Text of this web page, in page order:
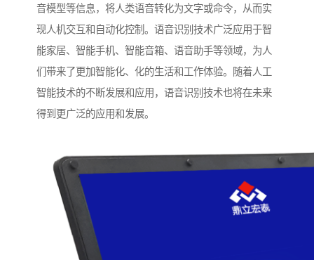
音模型等信息，将人类语音转化为文字或命令，从而实
现人机交互和自动化控制。语音识别技术广泛应用于智
能家居、智能手机、智能音箱、语音助手等领域，为人
们带来了更加智能化、化的生活和工作体验。随着人工
智能技术的不断发展和应用，语音识别技术也将在未来
得到更广泛的应用和发展。